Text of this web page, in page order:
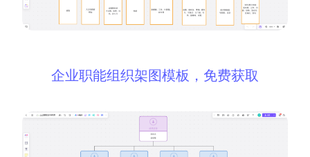
私有化部署
管理功能定制 · 专业部署方案
客户案例
用boardmix提升团队协作效率
企业职能组织架图模板，免费获取